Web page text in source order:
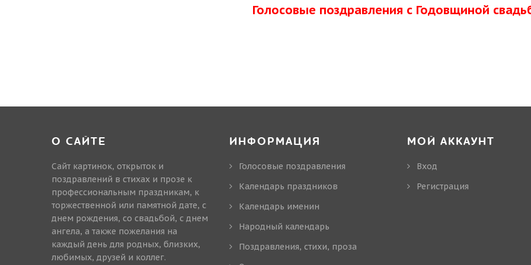
Голосовые поздравления с Годовщиной
О САЙТЕ
Сайт картинок, открыток и
поздравлений в стихах и прозе к
профессиональным праздникам, к
торжественной или памятной дате, с
днем рождения, со свадьбой, с днем
ангела, а также пожелания на
каждый день для родных, близких,
любимых, друзей и коллег.
ИНФОРМАЦИЯ
Голосовые поздравления
Календарь праздников
Календарь именин
Народный календарь
Поздравления, стихи, проза
МОЙ АККАУНТ
Вход
Регистрация